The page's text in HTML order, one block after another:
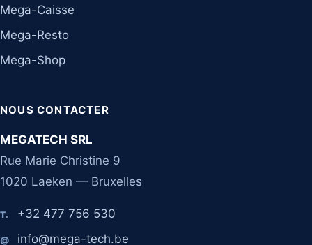
Mega-Caisse
Mega-Resto
Mega-Shop
NOUS CONTACTER
MEGATECH SRL
Rue Marie Christine 9
1020 Laeken — Bruxelles
T. +32 477 756 530
@ info@mega-tech.be